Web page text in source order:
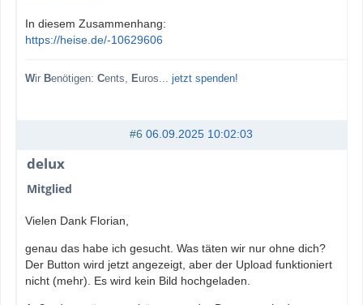
In diesem Zusammenhang:
https://heise.de/-10629606
Wir Benötigen: Cents, Euros... jetzt spenden!
#6 06.09.2025 10:02:03
delux
Mitglied
Vielen Dank Florian,
genau das habe ich gesucht. Was täten wir nur ohne dich?
Der Button wird jetzt angezeigt, aber der Upload funktioniert
nicht (mehr). Es wird kein Bild hochgeladen.